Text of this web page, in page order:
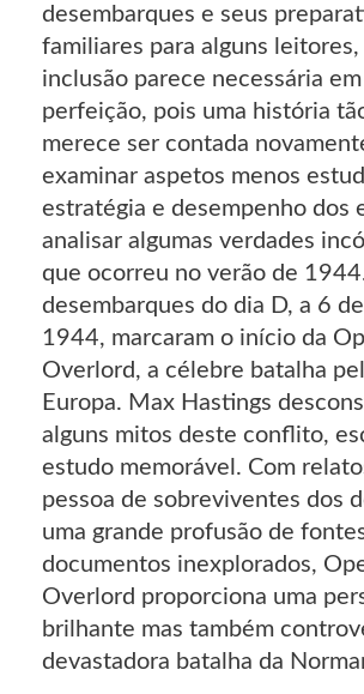
desembarques e seus
familiares para alguns leitores,
inclusão parece necessária
perfeição, pois uma história
merece ser contada
examinar aspetos menos
estratégia e desempenho dos
analisar algumas verdades
que ocorreu no verão de
desembarques do dia D, a 6
1944, marcaram o início da
Overlord, a célebre batalha
Europa. Max Hastings
alguns mitos deste conflito,
estudo memorável. Com
pessoa de sobreviventes dos
uma grande profusão de
documentos inexplorados,
Overlord proporciona uma
brilhante mas também
devastadora batalha da